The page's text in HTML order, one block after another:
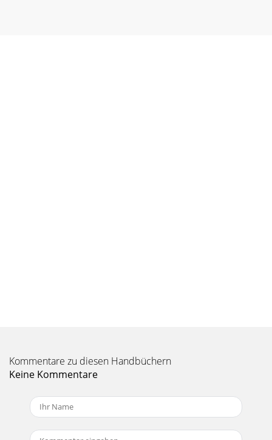
Kommentare zu diesen Handbüchern
Keine Kommentare